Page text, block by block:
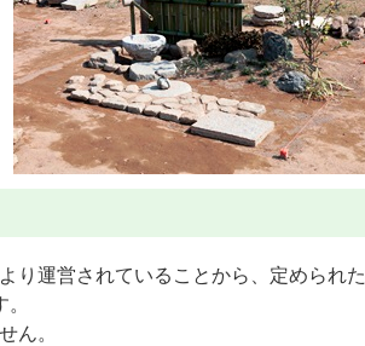
り運営されていることから、定められた
ん。